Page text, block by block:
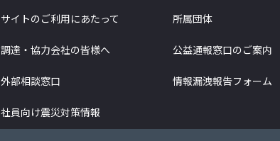
サイトのご利用にあたって 所属団体
調達・協力会社の皆様へ 公益通報窓口のご案内
外部相談窓口 情報漏洩報告フォーム
社員向け震災対策情報